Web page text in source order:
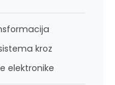
kroz
elektronike